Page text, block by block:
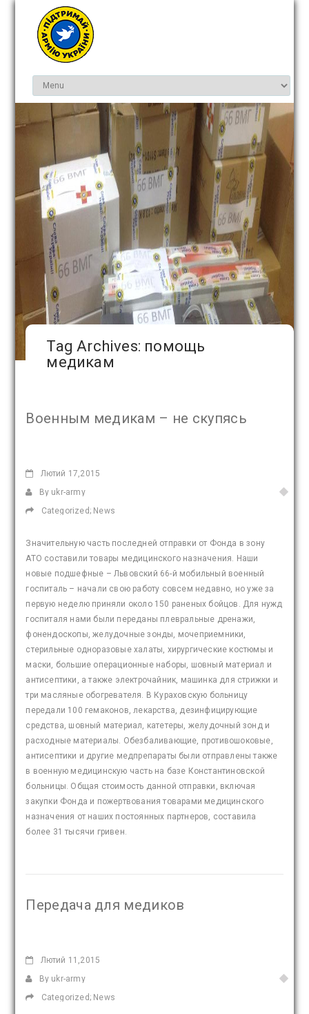
Tag Archives: помощь
медикам
Военным медикам – не скупясь
Лютий 17,2015
By ukr-army
Categorized; News
Значительную часть последней отправки от Фонда в зону
АТО составили товары медицинского назначения. Наши
новые подшефные – Львовский 66-й мобильный военный
госпиталь – начали свою работу совсем недавно, но уже за
первую неделю приняли около 150 раненых бойцов. Для нужд
госпиталя нами были переданы плевральные дренажи,
фонендоскопы, желудочные зонды, мочеприемники,
стерильные одноразовые халаты, хирургические костюмы и
маски, большие операционные наборы, шовный материал и
антисептики, а также электрочайник, машинка для стрижки и
три масляные обогревателя. В Кураховскую больницу
передали 100 гемаконов, лекарства, дезинфицирующие
средства, шовный материал, катетеры, желудочный зонд и
расходные материалы. Обезбаливающие, противошоковые,
антисептики и другие медпрепараты были отправлены также
в военную медицинскую часть на базе Константиновской
больницы. Общая стоимость данной отправки, включая
закупки Фонда и пожертвования товарами медицинского
назначения от наших постоянных партнеров, составила
более 31 тысячи гривен.
Передача для медиков
Лютий 11,2015
By ukr-army
Categorized; News